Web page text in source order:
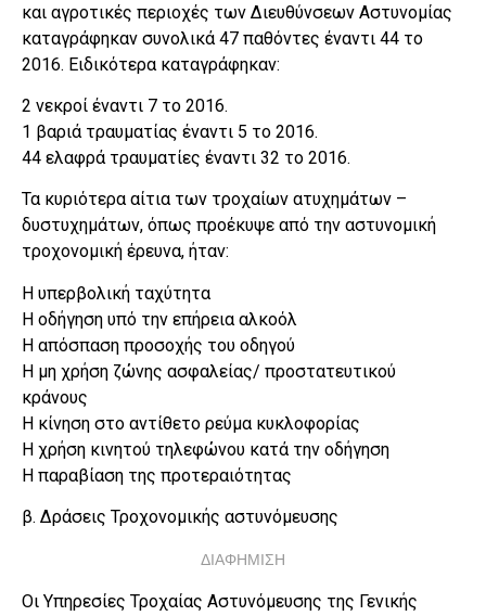
και αγροτικές περιοχές των Διευθύνσεων Αστυνομίας
καταγράφηκαν συνολικά 47 παθόντες έναντι 44 το
2016. Ειδικότερα καταγράφηκαν:
2 νεκροί έναντι 7 το 2016.
1 βαριά τραυματίας έναντι 5 το 2016.
44 ελαφρά τραυματίες έναντι 32 το 2016.
Τα κυριότερα αίτια των τροχαίων ατυχημάτων –
δυστυχημάτων, όπως προέκυψε από την αστυνομική
τροχονομική έρευνα, ήταν:
Η υπερβολική ταχύτητα
Η οδήγηση υπό την επήρεια αλκοόλ
Η απόσπαση προσοχής του οδηγού
Η μη χρήση ζώνης ασφαλείας/ προστατευτικού
κράνους
Η κίνηση στο αντίθετο ρεύμα κυκλοφορίας
Η χρήση κινητού τηλεφώνου κατά την οδήγηση
Η παραβίαση της προτεραιότητας
β. Δράσεις Τροχονομικής αστυνόμευσης
ΔΙΑΦΗΜΙΣΗ
Οι Υπηρεσίες Τροχαίας Αστυνόμευσης της Γενικής